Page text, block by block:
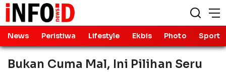
News Peristiwa Lifestyle Ekbis Photo Sport
Bukan Cuma Mal, Ini Pilihan Seru